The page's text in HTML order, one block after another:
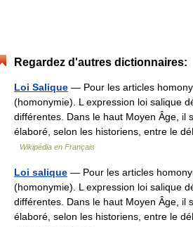
Regardez d'autres dictionnaires:
Loi Salique — Pour les articles
(homonymie). L expression loi salique
différentes. Dans le haut Moyen Âge, il
élaboré, selon les historiens, entre le
Wikipédia en Français
Loi salique — Pour les articles
(homonymie). L expression loi salique
différentes. Dans le haut Moyen Âge, il
élaboré, selon les historiens, entre le